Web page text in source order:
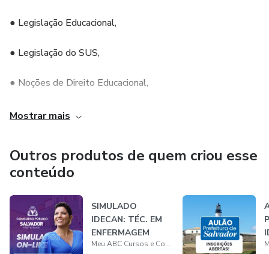
● Legislação Educacional,
● Legislação do SUS,
● Noções de Direito Educacional,
● Noções de Direito Administrativo,
● Raciocínio Lógico Matemático,
● Informática,
● História,
Mostrar mais
Outros produtos de quem criou esse
conteúdo
SIMULADO
IDECAN: TÉC. EM
ENFERMAGEM
[27.10]
Meu ABC Cursos e Consultorias